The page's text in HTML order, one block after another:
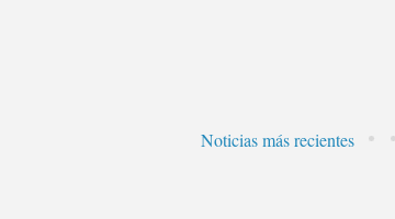
Noticias más recientes